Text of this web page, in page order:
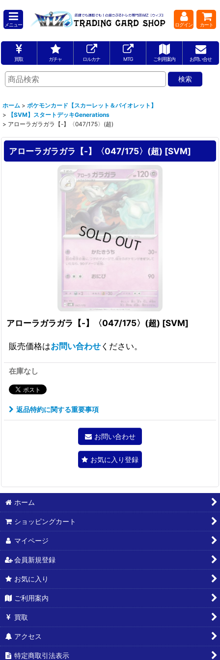
メニュー ログイン カート
買取 ガチャ ロルカナ MTG ご利用案内 お問い合せ
ホーム > ポケモンカード【スカーレット＆バイオレット】
>
【SVM】スタートデッキGenerations
> アローラガラガラ【-】〈047/175〉(超)
アローラガラガラ【-】〈047/175〉(超) [SVM]
アローラガラガラ【-】〈047/175〉(超) [SVM]
販売価格はお問い合わせください。
在庫なし
返品特約に関する重要事項
お問い合わせ
お気に入り登録
ホーム
ショッピングカート
マイページ
会員新規登録
お気に入り
ご利用案内
買取
アクセス
特定商取引法表示